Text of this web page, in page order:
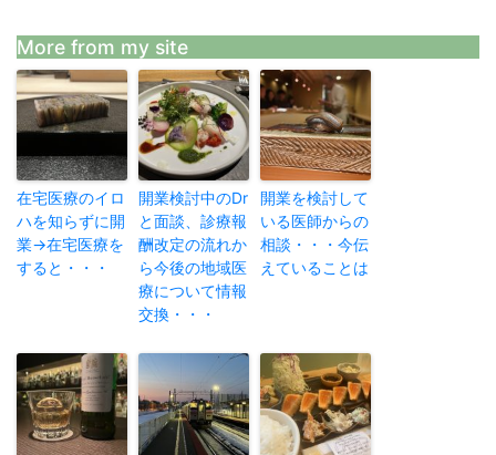
More from my site
在宅医療のイロ
ハを知らずに開
業→在宅医療を
すると・・・
開業検討中のDr
と面談、診療報
酬改定の流れか
ら今後の地域医
療について情報
交換・・・
開業を検討して
いる医師からの
相談・・・今伝
えていることは